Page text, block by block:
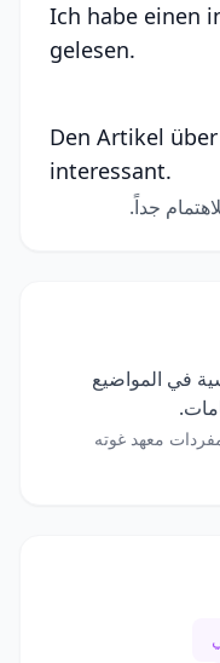
Ich habe einen
gelesen.
Den Artikel
interessant.
جداً.
في المواضيع
معهد غوته